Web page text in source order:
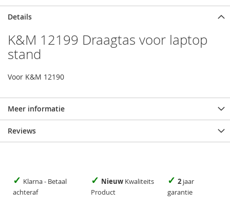
Details
K&M 12199 Draagtas voor laptop
stand
Voor K&M 12190
Meer informatie
Reviews
✓ Klarna - Betaal
achteraf
✓ Nieuw Kwaliteits
Product
✓ 2 jaar
garantie